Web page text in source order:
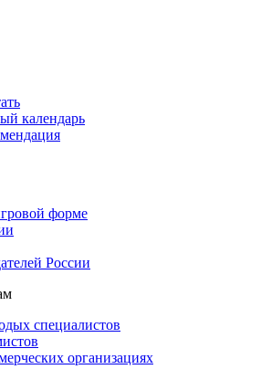
календарь
форме
России
специалистов
организациях